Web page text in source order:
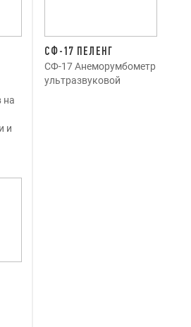
на
и
СФ-17 ПЕЛЕНГ
СФ-17 Анеморумбометр
ультразвуковой